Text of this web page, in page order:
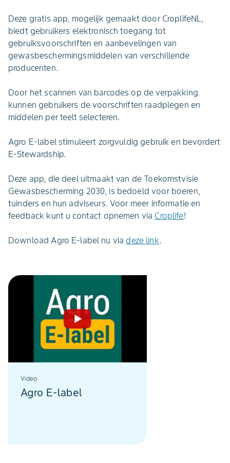
Deze gratis app, mogelijk gemaakt door CroplifeNL,
biedt gebruikers elektronisch toegang tot
gebruiksvoorschriften en aanbevelingen van
gewasbeschermingsmiddelen van verschillende
producenten.
Door het scannen van barcodes op de verpakking
kunnen gebruikers de voorschriften raadplegen en
middelen per teelt selecteren.
Agro E-label stimuleert zorgvuldig gebruik en bevordert
E-Stewardship.
Deze app, die deel uitmaakt van de Toekomstvisie
Gewasbescherming 2030, is bedoeld voor boeren,
tuinders en hun adviseurs. Voor meer informatie en
feedback kunt u contact opnemen via Croplife!
Download Agro E-label nu via deze link.
Video
Agro E-label